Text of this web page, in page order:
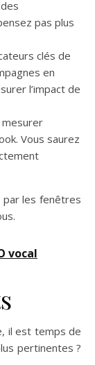
pas plus
clés de
en
l’impact de
Vous saurez
par les fenêtres
vocal
il est temps de
pertinentes ?